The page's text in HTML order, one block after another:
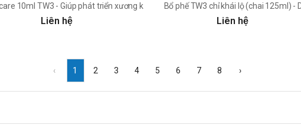
gió, ho khan
10ml TW3 - Giúp phát triển xương khớp, điều trị thiếu vitamin D
Liên hệ
Bổ phế TW3 chỉ khái lộ (chai 125ml) -
Liên hệ
‹ 1 2 3 4 5 6 7 8 ›